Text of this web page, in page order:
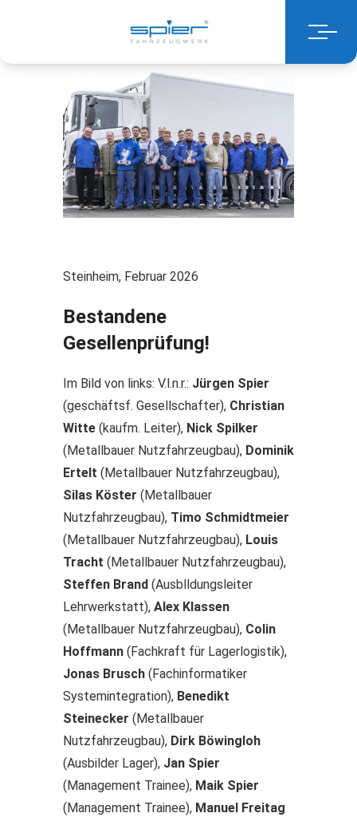
Steinheim, Februar 2026
Bestandene
Gesellenprüfung!
Im Bild von links: V.l.n.r.: Jürgen Spier
(geschäftsf. Gesellschafter), Christian
Witte (kaufm. Leiter), Nick Spilker
(Metallbauer Nutzfahrzeugbau), Dominik
Ertelt (Metallbauer Nutzfahrzeugbau),
Silas Köster (Metallbauer
Nutzfahrzeugbau), Timo Schmidtmeier
(Metallbauer Nutzfahrzeugbau), Louis
Tracht (Metallbauer Nutzfahrzeugbau),
Steffen Brand (Ausblldungsleiter
Lehrwerkstatt), Alex Klassen
(Metallbauer Nutzfahrzeugbau), Colin
Hoffmann (Fachkraft für Lagerlogistik),
Jonas Brusch (Fachinformatiker
Systemintegration), Benedikt
Steinecker (Metallbauer
Nutzfahrzeugbau), Dirk Böwingloh
(Ausbilder Lager), Jan Spier
(Management Trainee), Maik Spier
(Management Trainee), Manuel Freitag